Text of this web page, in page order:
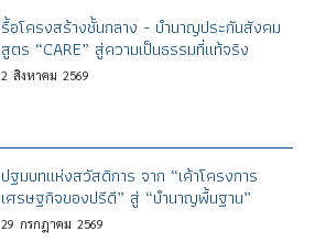
รื้อโครงสร้างชั้นกลาง - บำนาญประกันสังคม
สูตร “CARE” สู่ความเป็นธรรมที่แท้จริง
2 สิงหาคม 2569
ปฐมบทแห่งสวัสดิการ จาก “เค้าโครงการ
เศรษฐกิจของปรีดี” สู่ “บำนาญพื้นฐาน”
29 กรกฎาคม 2569